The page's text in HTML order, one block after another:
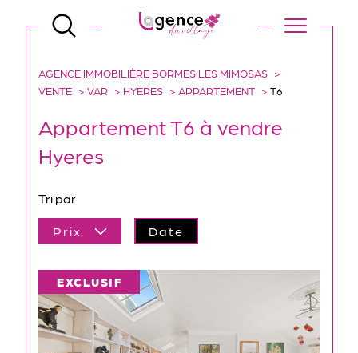
AGENCE IMMOBILIÈRE BORMES LES MIMOSAS
VENTE
VAR HYERES APPARTEMENT T6
Appartement T6 à vendre
Hyeres
Tri par
Prix Date
EXCLUSIF